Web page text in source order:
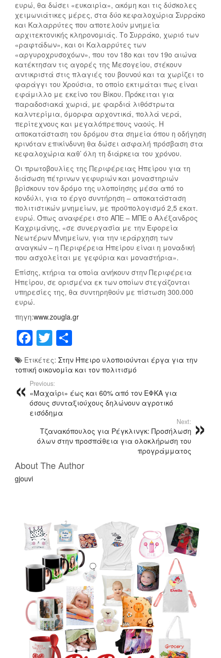
ευρώ, θα δώσει «ευκαιρία», ακόμη και τις δύσκολες
χειμωνιάτικες μέρες, στα δύο κεφαλοχώρια Συρράκο
και Καλαρρύτες που αποτελούν μνημεία
αρχιτεκτονικής κληρονομιάς. Το Συρράκο, χωριό των
«ραφτάδων», και οι Καλαρρύτες των
«αργυροχρυσοχόων», που τον 18ο και τον 19ο αιώνα
κατέκτησαν τις αγορές της Μεσογείου, στέκουν
αντικριστά στις πλαγιές του βουνού και τα χωρίζει το
φαράγγι του Χρούσια, το οποίο εκτιμάται πως είναι
εφάμιλλο με εκείνο του Βίκου. Πρόκειται για
παραδοσιακά χωριά, με φαρδιά λιθόστρωτα
καλντερίμια, όμορφα αρχοντικά, πολλά νερά,
περίτεχνους και μεγαλόπρεπους ναούς. Η
αποκατάσταση του δρόμου στα σημεία όπου η οδήγηση
κρινόταν επικίνδυνη θα δώσει ασφαλή πρόσβαση στα
κεφαλοχώρια καθ’ όλη τη διάρκεια του χρόνου.
Οι πρωτοβουλίες της Περιφέρειας Ηπείρου για τη
διάσωση πέτρινων γεφυριών και μοναστηριών
βρίσκουν τον δρόμο της υλοποίησης μέσα από το
κονδύλι, για το έργο συντήρηση – αποκατάσταση
πολιτιστικών μνημείων, με προϋπολογισμό 2,5 εκατ.
ευρώ. Όπως αναφέρει στο ΑΠΕ – ΜΠΕ ο Αλέξανδρος
Καχριμάνης, «σε συνεργασία με την Εφορεία
Νεωτέρων Μνημείων, για την ιεράρχηση των
αναγκών – η Περιφέρεια Ηπείρου είναι η μοναδική
που ασχολείται με γεφύρια και μοναστήρια».
Επίσης, κτήρια τα οποία ανήκουν στην Περιφέρεια
Ηπείρου, σε ορισμένα εκ των οποίων στεγάζονται
υπηρεσίες της, θα συντηρηθούν με πίστωση 300.000
ευρώ.
πηγη:www.zougla.gr
F
a
c
e
b
o
o
k
T
wi
tt
er
οι
ρ
α
σ
εί
τ
ε
Ετικέτες: Στην Ήπειρο υλοποιούνται έργα για την
τοπική οικονομία και τον πολιτισμό
Previous:
«Μαχαίρι» έως και 60% από τον ΕΦΚΑ για
όσους συνταξιούχους δηλώνουν αγροτικό
εισόδημα
Next:
Τζανακόπουλος για Ρέγκλινγκ: Προσήλωση
όλων στην προσπάθεια για ολοκλήρωση του
προγράμματος
About The Author
gjouvi